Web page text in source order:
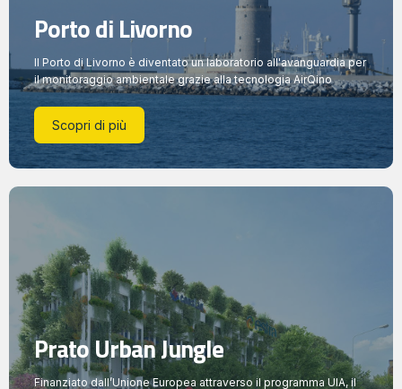
Porto di Livorno
Il Porto di Livorno è diventato un laboratorio all'avanguardia per
il monitoraggio ambientale grazie alla tecnologia AirQino
Scopri di più
Prato Urban Jungle
Finanziato dall’Unione Europea attraverso il programma UIA, il